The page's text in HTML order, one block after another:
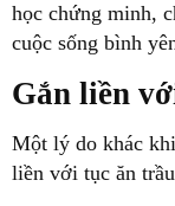
học chứng minh,
cuộc sống bình
Gắn liền
Một lý do khác
liền với tục ăn